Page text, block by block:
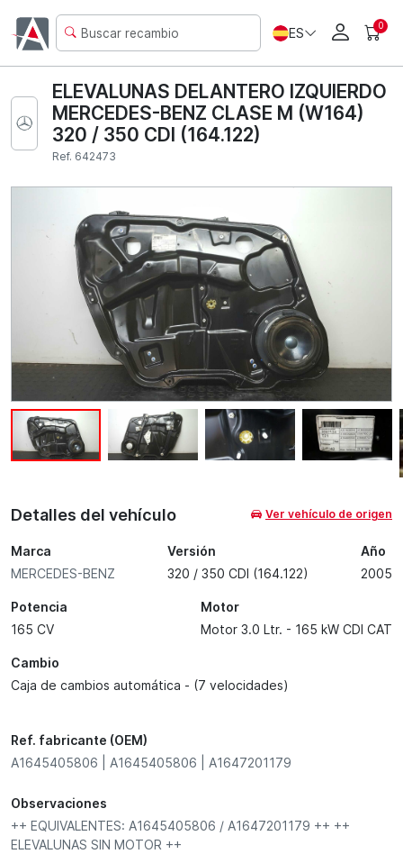
ES 0
ELEVALUNAS DELANTERO IZQUIERDO
MERCEDES-BENZ CLASE M (W164)
320 / 350 CDI (164.122)
Ref. 642473
Detalles del vehículo Ver vehículo de origen
Marca
MERCEDES-BENZ
Versión
320 / 350 CDI (164.122)
Año
2005
Potencia
165 CV
Motor
Motor 3.0 Ltr. - 165 kW CDI CAT
Cambio
Caja de cambios automática - (7 velocidades)
Ref. fabricante (OEM)
A1645405806 | A1645405806 | A1647201179
Observaciones
++ EQUIVALENTES: A1645405806 / A1647201179 ++ ++
ELEVALUNAS SIN MOTOR ++